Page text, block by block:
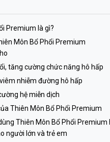
Premium là gì?
Môn Bổ Phổi Premium
ho
tăng cường chức năng hô hấp
nhiễm đường hô hấp
hệ miễn dịch
Thiên Môn Bổ Phổi Premium
Thiên Môn Bổ Phổi Premium
người lớn và trẻ em